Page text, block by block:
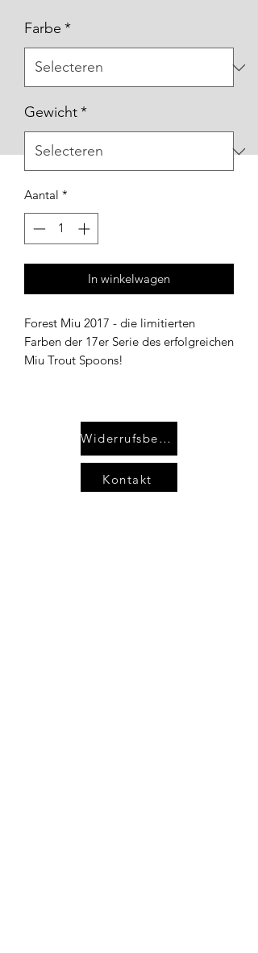
Farbe *
Gewicht*
Aantal *
In winkelwagen
Forest Miu 2017 - die limitierten
Farben der 17er Serie des erfolgreichen
Miu Trout Spoons!
Widerrufsbelehrung
Kontakt